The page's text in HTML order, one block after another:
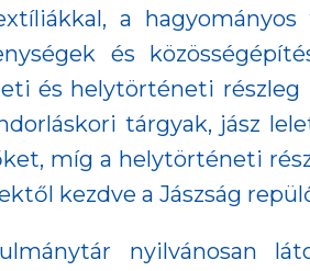
a
és
és helytörténeti
tárgyak, jász
míg a helytörténeti
kezdve a Jászság
nyilvánosan